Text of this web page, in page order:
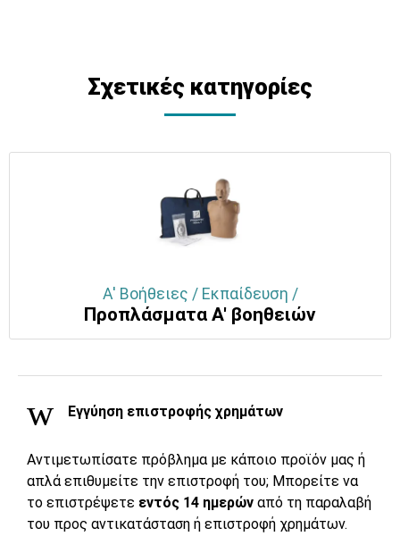
Σχετικές κατηγορίες
Α' Βοήθειες / Εκπαίδευση /
Προπλάσματα Α' βοηθειών
Εγγύηση επιστροφής χρημάτων
Αντιμετωπίσατε πρόβλημα με κάποιο προϊόν μας ή
απλά επιθυμείτε την επιστροφή του; Μπορείτε να
το επιστρέψετε εντός 14 ημερών από τη παραλαβή
του προς αντικατάσταση ή επιστροφή χρημάτων.